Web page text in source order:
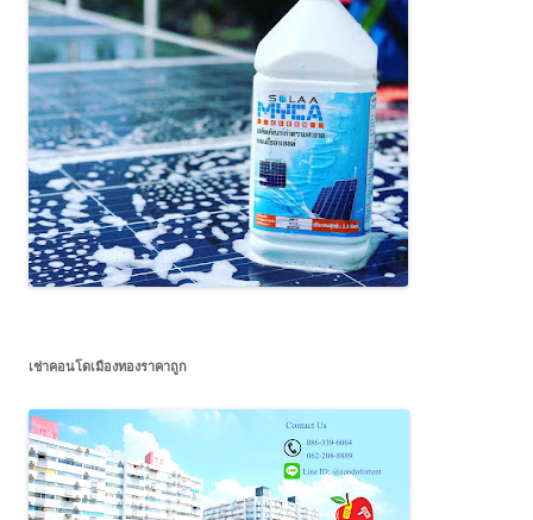
เช่าคอนโดเมืองทองราคาถูก